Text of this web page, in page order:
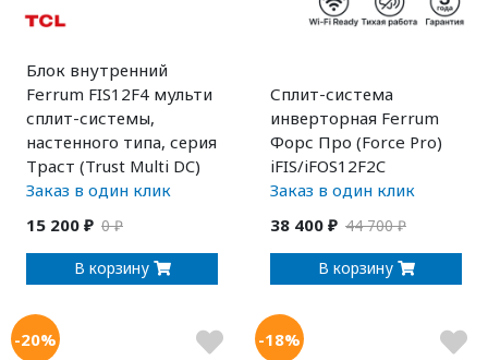
Блок внутренний
Ferrum FIS12F4 мульти
сплит-системы,
настенного типа, серия
Траст (Trust Multi DC)
Заказ в один клик
15 200 ₽ 0 ₽
В корзину
Сплит-система
инверторная Ferrum
Форс Про (Force Pro)
iFIS/iFOS12F2C
Заказ в один клик
38 400 ₽ 44 700 ₽
В корзину
-20% -18%